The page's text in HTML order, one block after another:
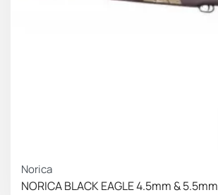
Norica
NORICA BLACK EAGLE 4.5mm & 5.5mm